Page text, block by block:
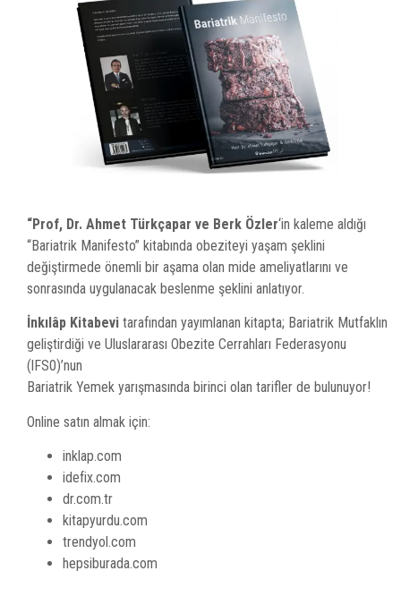
“Prof, Dr. Ahmet Türkçapar ve Berk Özler‘in kaleme aldığı
“Bariatrik Manifesto” kitabında obeziteyi yaşam şeklini
değiştirmede önemli bir aşama olan mide ameliyatlarını ve
sonrasında uygulanacak beslenme şeklini anlatıyor.
İnkılâp Kitabevi tarafından yayımlanan kitapta; Bariatrik Mutfaklın
geliştirdiği ve Uluslararası Obezite Cerrahları Federasyonu
(lFS0)’nun
Bariatrik Yemek yarışmasında birinci olan tarifler de bulunuyor!
Online satın almak için:
inklap.com
idefix.com
dr.com.tr
kitapyurdu.com
trendyol.com
hepsiburada.com